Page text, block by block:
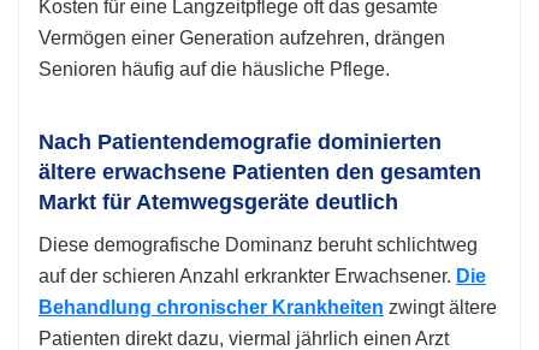
Kosten für eine Langzeitpflege oft das gesamte
Vermögen einer Generation aufzehren, drängen
Senioren häufig auf die häusliche Pflege.
Nach Patientendemografie dominierten
ältere erwachsene Patienten den gesamten
Markt für Atemwegsgeräte deutlich
Diese demografische Dominanz beruht schlichtweg
auf der schieren Anzahl erkrankter Erwachsener. Die
Behandlung chronischer Krankheiten zwingt ältere
Patienten direkt dazu, viermal jährlich einen Arzt